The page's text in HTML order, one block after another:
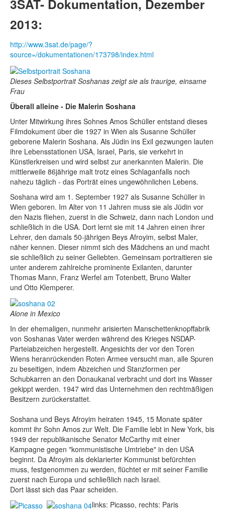
3SAT- Dokumentation, Dezember
2013:
http://www.3sat.de/page/?
source=/dokumentationen/173798/index.html
Dieses Selbstportrait Soshanas zeigt sie als traurige, einsame
Frau
Überall alleine - Die Malerin Soshana
Unter Mitwirkung ihres Sohnes Amos Schüller entstand dieses
Filmdokument über die 1927 in Wien als Susanne Schüller
geborene Malerin Soshana. Als Jüdin ins Exil gezwungen lauten
ihre Lebensstationen USA, Israel, Paris, sie verkehrt in
Künstlerkreisen und wird selbst zur anerkannten Malerin. Die
mittlerweile 86jährige malt trotz eines Schlaganfalls noch
nahezu täglich - das Porträt eines ungewöhnlichen Lebens.
Soshana wird am 1. September 1927 als Susanne Schüller in
Wien geboren. Im Alter von 11 Jahren muss sie als Jüdin vor
den Nazis fliehen, zuerst in die Schweiz, dann nach London und
schließlich in die USA. Dort lernt sie mit 14 Jahren einen ihrer
Lehrer, den damals 50-jährigen Beys Afroyim, selbst Maler,
näher kennen. Dieser nimmt sich des Mädchens an und macht
sie schließlich zu seiner Geliebten. Gemeinsam portraitieren sie
unter anderem zahlreiche prominente Exilanten, darunter
Thomas Mann, Franz Werfel am Totenbett, Bruno Walter
und Otto Klemperer.
Alone in Mexico
In der ehemaligen, nunmehr arisierten Manschettenknopffabrik
von Soshanas Vater werden während des Krieges NSDAP-
Parteiabzeichen hergestellt. Angesichts der vor den Toren
Wiens heranrückenden Roten Armee versucht man, alle Spuren
zu beseitigen, indem Abzeichen und Stanzformen per
Schubkarren an den Donaukanal verbracht und dort ins Wasser
gekippt werden. 1947 wird das Unternehmen den rechtmäßigen
Besitzern zurückerstattet.
Soshana und Beys Afroyim heiraten 1945, 15 Monate später
kommt ihr Sohn Amos zur Welt. Die Familie lebt in New York, bis
1949 der republikanische Senator McCarthy mit einer
Kampagne gegen "kommunistische Umtriebe" in den USA
beginnt. Da Afroyim als deklarierter Kommunist befürchten
muss, festgenommen zu werden, flüchtet er mit seiner Familie
zuerst nach Europa und schließlich nach Israel.
Dort lässt sich das Paar scheiden.
links: Picasso, rechts: Paris